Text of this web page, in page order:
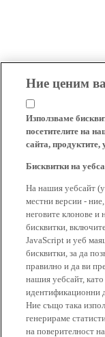
Ние ценим
Използваме
посетителите на
сайта, продуктите,
Бисквитки на
На нашия уебсайт
местни версии -
неговите клонове и
бисквитки,
JavaScript и уеб
бисквитки, за да
правилно и да ви
нашия уебсайт,
идентификационни
Ние също така
генерираме
на поверителност